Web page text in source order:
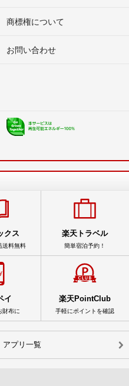
商標権について
お問い合わせ
クス
送料無料
楽天トラベル
簡単宿泊予約！
イ
財布に
楽天PointClub
手軽にポイントを確認
アプリ一覧